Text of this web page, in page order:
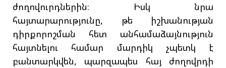
ժողովուրդներին։ Իսկ նրա
հայտարարությունը, թե իշխանության
դիրքորոշման հետ անհամաձայնություն
հայտնելու համար մարդիկ չպետկ է
բանտարկվեն, պարզապես հայ ժողովրդի